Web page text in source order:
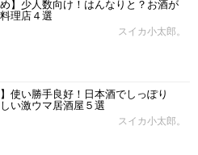
め】少人数向け！はんなりと？お酒が
理店４選
スイカ小太郎。
】使い勝手良好！日本酒でしっぽり
い激ウマ居酒屋５選
スイカ小太郎。